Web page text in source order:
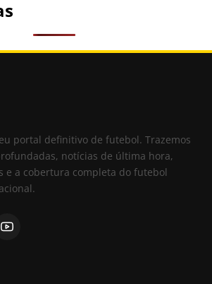
portal definitivo de futebol. Trazemos
notícias de última hora,
e a cobertura completa do futebol